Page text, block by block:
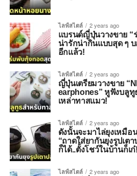
ไลฟ์สไตล์ 2 years ago
แบรนด์ญี่ปุ่นวางขาย
น่ารักน่ากินแบบสุด ๆ
อีกแล้ว!
ไลฟ์สไตล์ 2 years ago
ญี่ปุ่นเตรียมวางขาย
earphones” หูฟังบลู
เหล่าทาสแมว!
ไลฟ์สไตล์ 2 years ago
ดังนั้นจะมาไล่ยุงเหมื
“ถาดใส่ยากันยุงรูปเต
ก็ได้..ตั้งโชว์ในบ้านก็เก๋!
ไลฟ์สไตล์ 2 years ago